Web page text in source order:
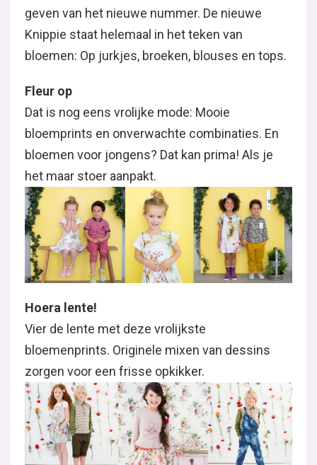
geven van het nieuwe nummer. De nieuwe
Knippie staat helemaal in het teken van
bloemen: Op jurkjes, broeken, blouses en tops.
Fleur op
Dat is nog eens vrolijke mode: Mooie
bloemprints en onverwachte combinaties. En
bloemen voor jongens? Dat kan prima! Als je
het maar stoer aanpakt.
Hoera lente!
Vier de lente met deze vrolijkste
bloemenprints. Originele mixen van dessins
zorgen voor een frisse opkikker.